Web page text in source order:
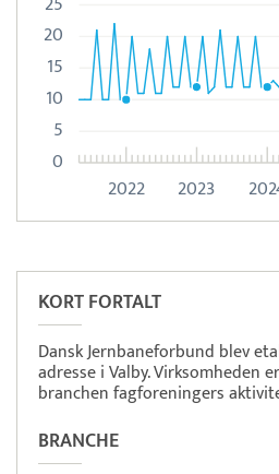
2022 2023
0
5
10
15
20
KORT FORTALT
Dansk Jernbaneforbund blev
adresse i Valby. Virksomheden
branchen fagforeningers
BRANCHE